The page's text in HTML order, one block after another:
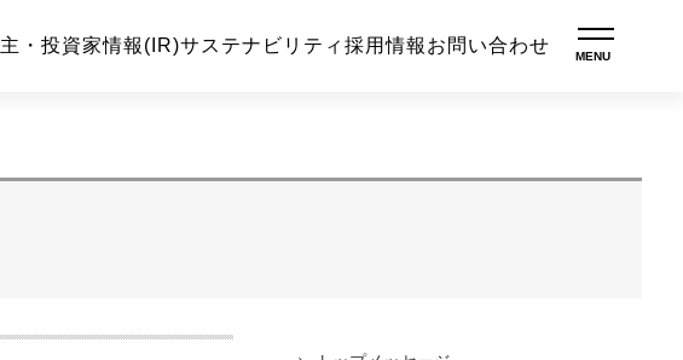
・投資家情報(IR)サステナビリティ採用情報 お問い合わせ